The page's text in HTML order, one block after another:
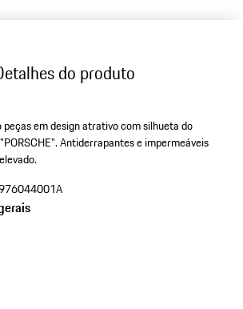
do produto
em design atrativo com silhueta do
Antiderrapantes e impermeáveis